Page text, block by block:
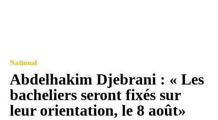
National
Abdelhakim Djebrani : « Les
bacheliers seront fixés sur
leur orientation, le 8 août»